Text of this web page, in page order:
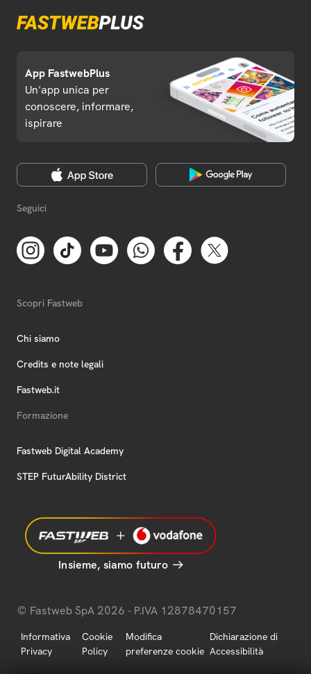
App FastwebPlus
Un'app unica per
conoscere, informare,
ispirare
Seguici
Scopri Fastweb
Chi siamo
Credits e note legali
Fastweb.it
Formazione
Fastweb Digital Academy
STEP FuturAbility District
Insieme, siamo futuro
© Fastweb SpA 2026 - P.IVA 12878470157
Informativa
Privacy
Cookie
Policy
Modifica
preferenze cookie
Dichiarazione di
Accessibilità